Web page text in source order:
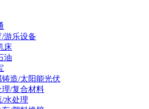
游乐设备
床
油
造/太阳能光伏
/复合材料
水处理